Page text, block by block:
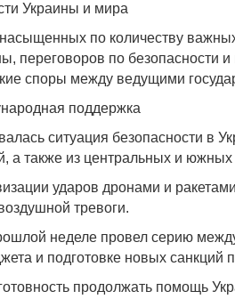
Украины и мира
по количеству
переговоров по безопасности
споры между ведущими
поддержка
ситуация безопасности в
а также из центральных и южных
ударов дронами и
тревоги.
неделе провел серию
и подготовке новых санкций
продолжать помощь